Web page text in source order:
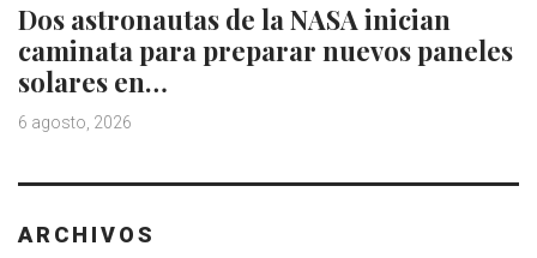
Dos astronautas de la NASA inician
caminata para preparar nuevos paneles
solares en…
6 agosto, 2026
ARCHIVOS